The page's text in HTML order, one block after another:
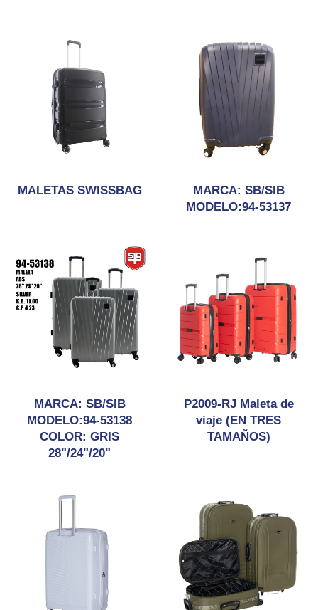
MALETAS SWISSBAG
MARCA: SB/SIB
MODELO:94-53137
MARCA: SB/SIB
MODELO:94-53138
COLOR: GRIS
28"/24"/20"
P2009-RJ Maleta de
viaje (EN TRES
TAMAÑOS)